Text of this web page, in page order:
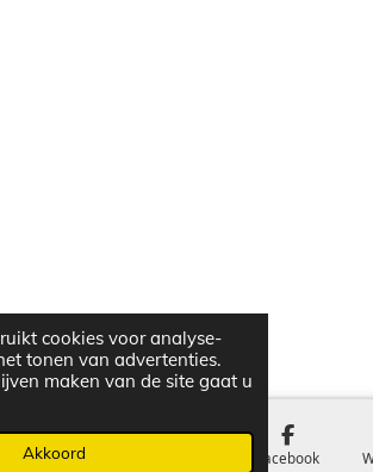
cookies voor analyse-
tonen van advertenties.
maken van de site gaat u
Akkoord
Telefoonnummer Facebook